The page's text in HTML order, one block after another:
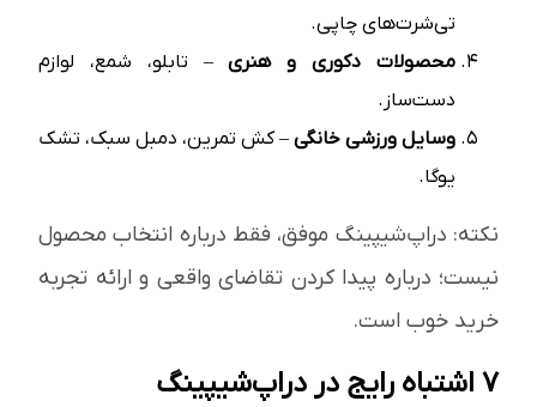
تی‌شرت‌های چاپی.
محصولات دکوری و هنری– تابلو، شمع، لوازم
دست‌ساز.
وسایل ورزشی خانگی – کش تمرین، دمبل سبک، تشک
یوگا.
نکته: دراپ‌شیپینگ موفق، فقط درباره انتخاب محصول
نیست؛ درباره پیدا کردن تقاضای واقعی و ارائه تجربه
خرید خوب است.
7 اشتباه رایج در دراپ‌شیپینگ